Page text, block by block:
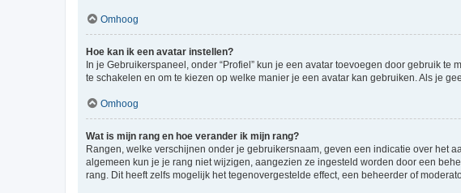
Omhoog
Hoe kan ik een avatar instellen?
In je Gebruikerspaneel, onder “Profiel” kun je een avatar toevoegen door gebruik
te schakelen en om te kiezen op welke manier je een avatar kan gebruiken. Als je
Omhoog
Wat is mijn rang en hoe verander ik mijn rang?
Rangen, welke verschijnen onder je gebruikersnaam, geven een indicatie over het
algemeen kun je je rang niet wijzigen, aangezien ze ingesteld worden door een
rang. Dit heeft zelfs mogelijk het tegenovergestelde effect, een beheerder of